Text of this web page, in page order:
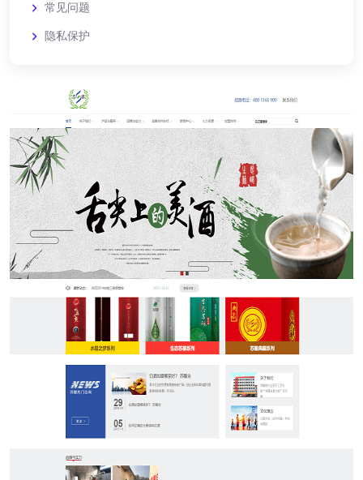
常见问题
隐私保护